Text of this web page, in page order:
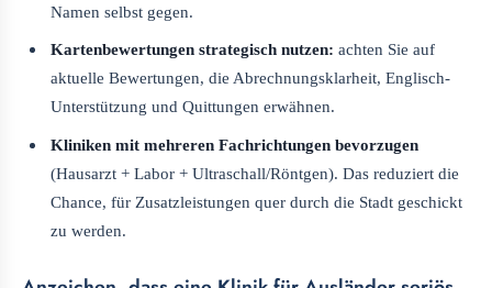
Namen selbst gegen.
Kartenbewertungen strategisch nutzen: achten Sie auf
aktuelle Bewertungen, die Abrechnungsklarheit, Englisch-
Unterstützung und Quittungen erwähnen.
Kliniken mit mehreren Fachrichtungen bevorzugen
(Hausarzt + Labor + Ultraschall/Röntgen). Das reduziert die
Chance, für Zusatzleistungen quer durch die Stadt geschickt
zu werden.